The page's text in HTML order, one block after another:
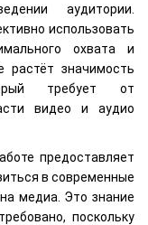
аудитории.
использовать
охвата и
растёт значимость
требует от
видео и аудио
предоставляет
в современные
медиа. Это знание
поскольку